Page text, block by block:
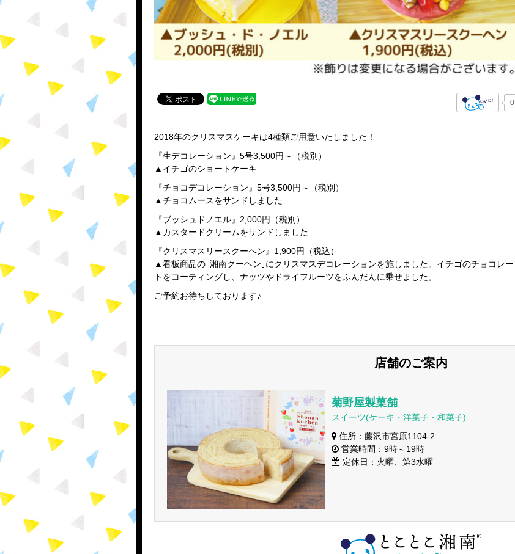
0
2018年のクリスマスケーキは4種類ご用意いたしました！
『生デコレーション』5号3,500円～（税別）
▲イチゴのショートケーキ
『チョコデコレーション』5号3,500円～（税別）
▲チョコムースをサンドしました
『ブッシュドノエル』2,000円（税別）
▲カスタードクリームをサンドしました
『クリスマスリースクーヘン』1,900円（税込）
▲看板商品の｢湘南クーヘン｣にクリスマスデコレーションを施しました。イチゴのチョコレー
トをコーティングし、ナッツやドライフルーツをふんだんに乗せました。
ご予約お待ちしております♪
店舗のご案内
菊野屋製菓舗
スイーツ(ケーキ・洋菓子・和菓子)
住所：藤沢市宮原1104-2
営業時間：9時～19時
定休日：火曜、第3水曜